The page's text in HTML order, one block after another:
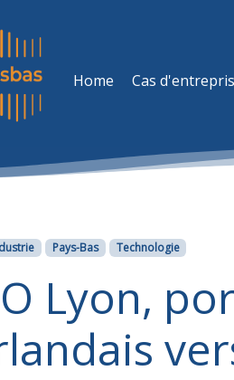
Home Cas
Pays-Bas Technologie
Lyon,